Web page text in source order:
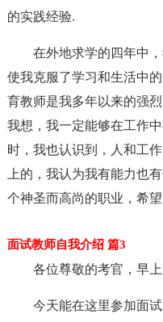
的实践经验.
在外地求学的四年中
使我克服了学习和生活中
育教师是我多年以来的强
我想，我一定能够在工作
时，我也认识到，人和工
上的，我认为我有能力也
个神圣而高尚的职业，希
面试教师自我介绍 篇3
各位尊敬的考官，早上
今天能在这里参加面